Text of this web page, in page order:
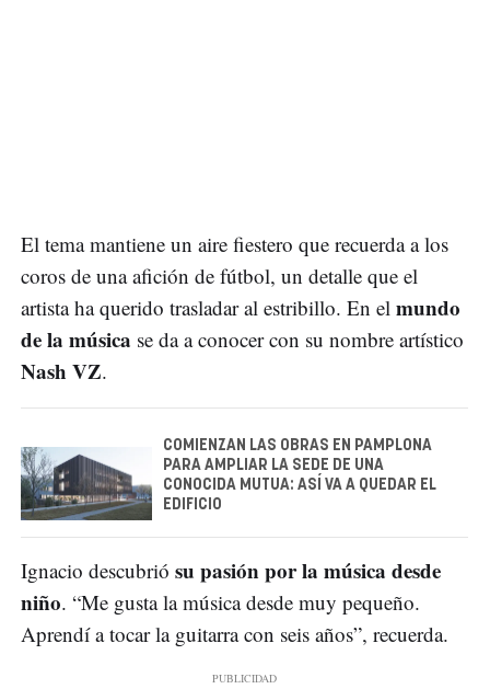
El tema mantiene un aire fiestero que recuerda a los
coros de una afición de fútbol, un detalle que el
artista ha querido trasladar al estribillo. En el mundo
de la música se da a conocer con su nombre artístico
Nash VZ.
COMIENZAN LAS OBRAS EN PAMPLONA
PARA AMPLIAR LA SEDE DE UNA
CONOCIDA MUTUA: ASÍ VA A QUEDAR EL
EDIFICIO
Ignacio descubrió su pasión por la música desde
niño. “Me gusta la música desde muy pequeño.
Aprendí a tocar la guitarra con seis años”, recuerda.